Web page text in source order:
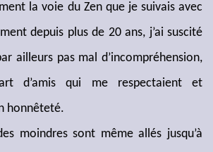
la voie du Zen que je suivais avec
depuis plus de 20 ans, j’ai suscité
ailleurs pas mal d’incompréhension,
d’amis qui me respectaient et
honnêteté.
moindres sont même allés jusqu’à